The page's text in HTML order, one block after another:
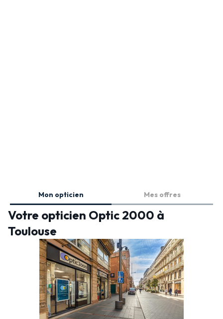
Mon opticien Mes offres
Votre opticien Optic 2000 à
Toulouse